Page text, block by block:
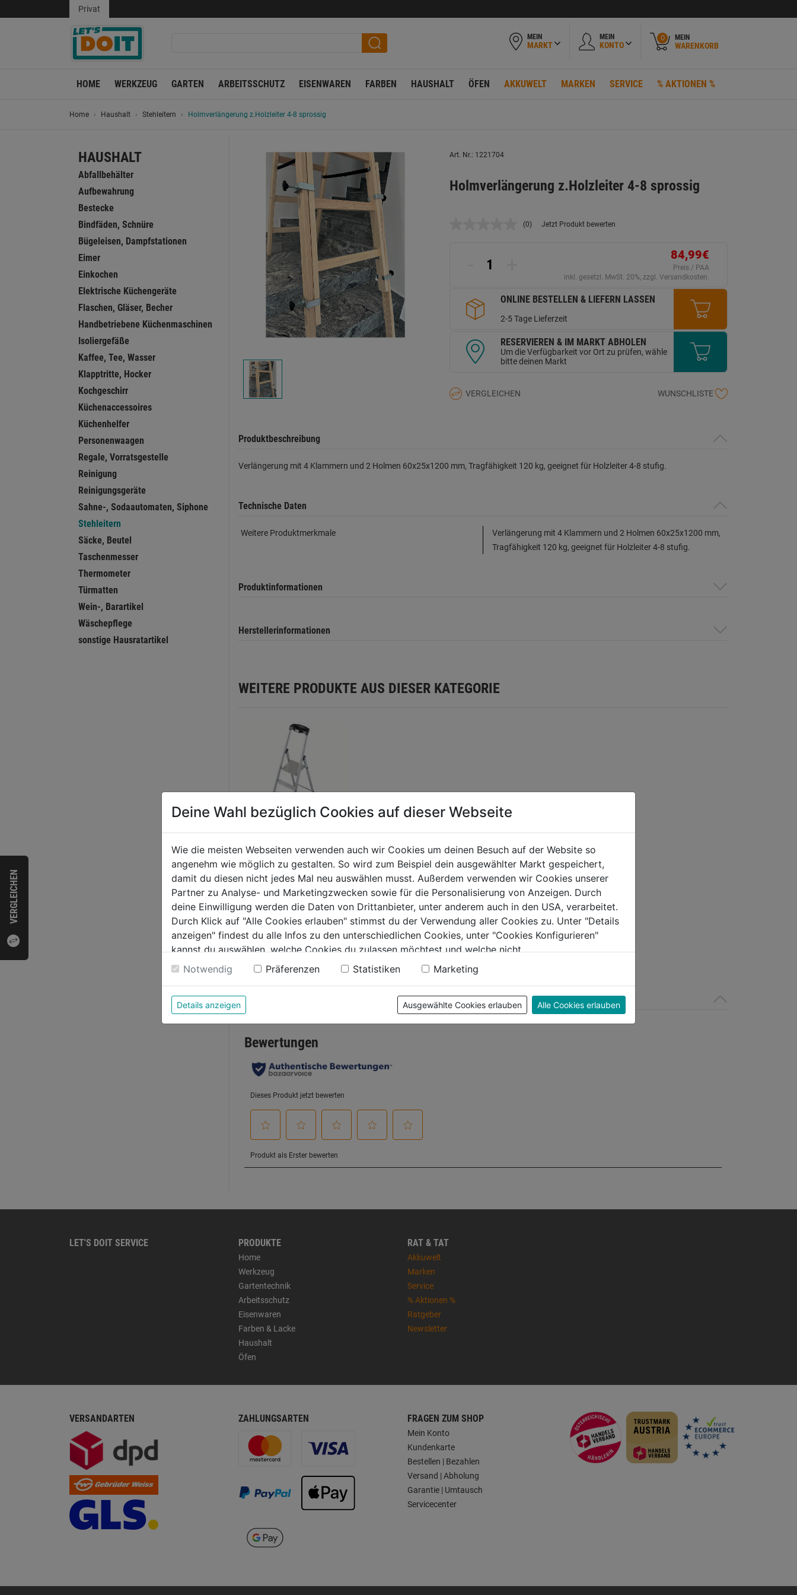
VERGLEICHEN
Privat
MEIN
MARKT
MEIN
KONTO
0 MEIN
WARENKORB
HOME WERKZEUG GARTEN ARBEITSSCHUTZ EISENWAREN FARBEN HAUSHALT ÖFEN AKKUWELT MARKEN SERVICE % AKTIONEN %
Home Haushalt Stehleitern Holmverlängerung z.Holzleiter 4-8 sprossig
HAUSHALT
Abfallbehälter
Aufbewahrung
Bestecke
Bindfäden, Schnüre
Bügeleisen, Dampfstationen
Eimer
Einkochen
Elektrische Küchengeräte
Flaschen, Gläser, Becher
Handbetriebene Küchenmaschinen
Isoliergefäße
Kaffee, Tee, Wasser
Klapptritte, Hocker
Kochgeschirr
Küchenaccessoires
Küchenhelfer
Personenwaagen
Regale, Vorratsgestelle
Reinigung
Reinigungsgeräte
Sahne-, Sodaautomaten, Siphone
Stehleitern
Säcke, Beutel
Taschenmesser
Thermometer
Türmatten
Wein-, Barartikel
Wäschepflege
sonstige Hausratartikel
Art. Nr.: 1221704
Holmverlängerung z.Holzleiter 4-8 sprossig
Kein
(0) Jetzt Produkt bewerten
84,99€
Preis / PAA
inkl. gesetzl. MwSt. 20%, zzgl. Versandkosten.
ONLINE BESTELLEN & LIEFERN LASSEN
2-5 Tage Lieferzeit
RESERVIEREN & IM MARKT ABHOLEN
Um die Verfügbarkeit vor Ort zu prüfen, wähle
bitte deinen Markt
VERGLEICHEN WUNSCHLISTE
Produktbeschreibung
Verlängerung mit 4 Klammern und 2 Holmen 60x25x1200 mm, Tragfähigkeit 120 kg, geeignet für Holzleiter 4-8 stufig.
Technische Daten
Weitere Produktmerkmale
Verlängerung mit 4 Klammern und 2 Holmen 60x25x1200 mm,
Tragfähigkeit 120 kg, geeignet für Holzleiter 4-8 stufig.
Produktinformationen
Herstellerinformationen
WEITERE PRODUKTE AUS DIESER KATEGORIE
Stehleiter Solido Alu
(0)
0.0
von
5
Sternen.
109,99€
Bewertung
LET'S DOIT SERVICE PRODUKTE
Home
Werkzeug
Gartentechnik
Arbeitsschutz
Eisenwaren
Farben & Lacke
Haushalt
Öfen
RAT & TAT
Akkuwelt
Marken
Service
% Aktionen %
Ratgeber
Newsletter
VERSANDARTEN ZAHLUNGSARTEN FRAGEN ZUM SHOP
Mein Konto
Kundenkarte
Bestellen | Bezahlen
Versand | Abholung
Garantie | Umtausch
Servicecenter
Deine Wahl bezüglich Cookies auf dieser Webseite
Wie die meisten Webseiten verwenden auch wir Cookies um deinen Besuch auf der Website so
angenehm wie möglich zu gestalten. So wird zum Beispiel dein ausgewählter Markt gespeichert,
damit du diesen nicht jedes Mal neu auswählen musst. Außerdem verwenden wir Cookies unserer
Partner zu Analyse- und Marketingzwecken sowie für die Personalisierung von Anzeigen. Durch
deine Einwilligung werden die Daten von Drittanbieter, unter anderem auch in den USA, verarbeitet.
Durch Klick auf "Alle Cookies erlauben" stimmst du der Verwendung aller Cookies zu. Unter "Details
anzeigen" findest du alle Infos zu den unterschiedlichen Cookies, unter "Cookies Konfigurieren"
kannst du auswählen, welche Cookies du zulassen möchtest und welche nicht.
Weitere Informationen findest du in unserer Datenschutzerklärung
Notwendig Präferenzen Statistiken Marketing
Details anzeigen Ausgewählte Cookies erlauben Alle Cookies erlauben